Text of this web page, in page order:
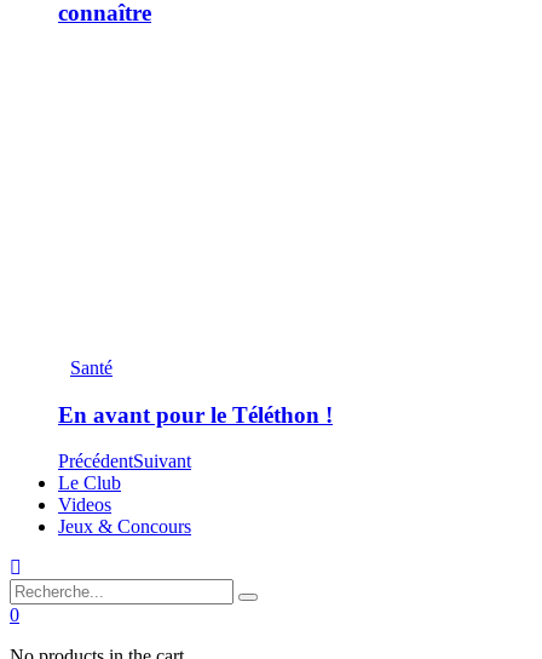
connaître
Santé
En avant pour le Téléthon !
PrécédentSuivant
Le Club
Videos
Jeux & Concours
0